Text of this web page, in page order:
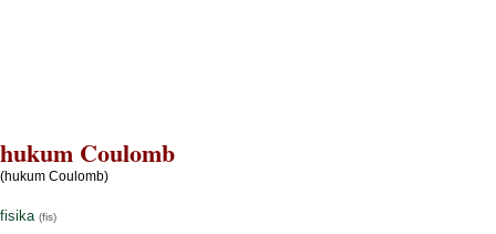
hukum Coulomb
(hukum Coulomb)
fisika (fis)